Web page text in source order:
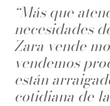
“Más que
necesidades
Zara vende
vendemos
están
cotidiana de